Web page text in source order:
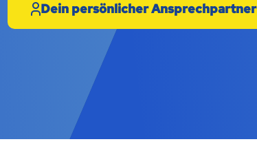
Dein persönlicher Ansprechpartner